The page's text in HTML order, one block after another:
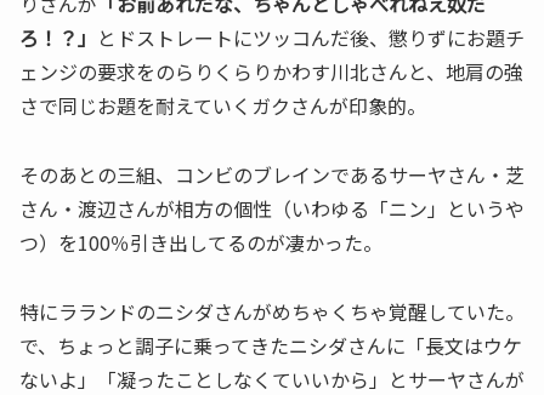
ろ！？」 とドストレートにツッコんだ後、懲りずにお題チ
ェンジの要求をのらりくらりかわす川北さんと、地肩の強
さで同じお題を耐えていくガクさんが印象的。
そのあとの三組、コンビのブレインであるサーヤさん・芝
さん・渡辺さんが相方の個性（いわゆる「ニン」というや
つ）を100％引き出してるのが凄かった。
特にラランドのニシダさんがめちゃくちゃ覚醒していた。
で、ちょっと調子に乗ってきたニシダさんに「長文はウケ
ないよ」「凝ったことしなくていいから」とサーヤさんが